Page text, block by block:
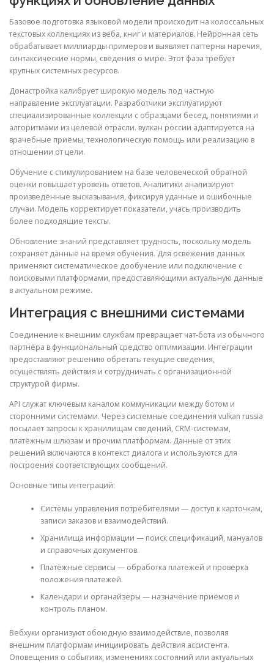
Базовое подготовка языковой модели происходит на колоссальных
текстовых коллекциях из веба, книг и материалов. Нейронная сеть
обрабатывает миллиарды примеров и выявляет паттерны наречия,
синтаксические нормы, сведения о мире. Этот фаза требует
крупных системных ресурсов.
Донастройка калибрует широкую модель под частную
направление эксплуатации. Разработчики эксплуатируют
специализированные коллекции с образцами бесед, понятиями и
алгоритмами из целевой отрасли. вулкан россии адаптируется на
врачебные приёмы, технологическую помощь или реализацию в
отношении от цели.
Обучение с стимулированием на базе человеческой обратной
оценки повышает уровень ответов. Аналитики анализируют
произведённые высказывания, фиксируя удачные и ошибочные
случаи. Модель корректирует показатели, учась производить
более подходящие тексты.
Обновление знаний представляет трудность, поскольку модель
сохраняет данные на время обучения. Для освежения данных
применяют систематическое дообучение или подключение с
поисковыми платформами, предоставляющими актуальную данные
в актуальном режиме.
Интеграция с внешними системами
Соединение к внешним службам превращает чат-бота из обычного
партнёра в функциональный средство оптимизации. Интеграции
предоставляют решению обретать текущие сведения,
осуществлять действия и сотрудничать с организационной
структурой фирмы.
API служат ключевым каналом коммуникации между ботом и
сторонними системами. Через системные соединения vulkan russia
посылает запросы к хранилищам сведений, CRM-системам,
платёжным шлюзам и прочим платформам. Данные от этих
решений включаются в контекст диалога и используются для
построения соответствующих сообщений.
Основные типы интеграций:
Системы управления потребителями — доступ к карточкам,
записи заказов и взаимодействий.
Хранилища информации — поиск спецификаций, мануалов
и справочных документов.
Платёжные сервисы — обработка платежей и проверка
положения платежей.
Календари и органайзеры — назначение приёмов и
контроль планом.
Вебхуки организуют обоюдную взаимодействие, позволяя
внешним платформам инициировать действия ассистента.
Оповещения о событиях, изменениях состояний или актуальных